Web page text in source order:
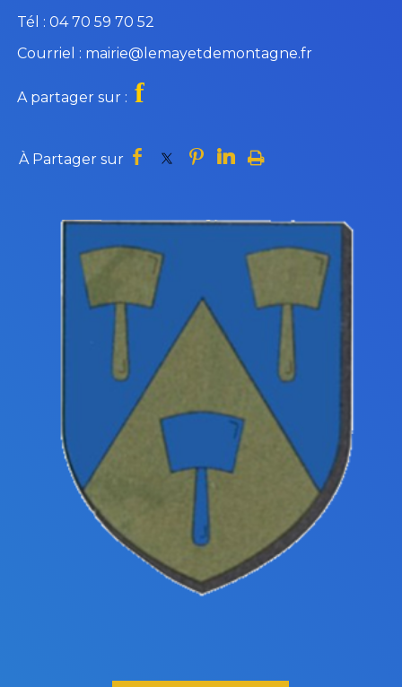
Tél : 04 70 59 70 52
Courriel : mairie@lemayetdemontagne.fr
A partager sur : f